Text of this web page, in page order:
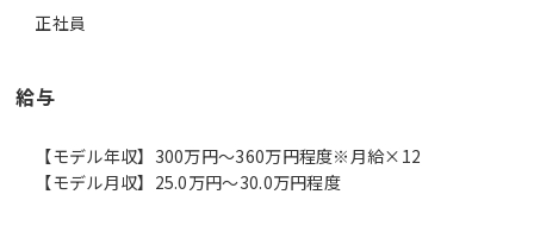
正社員
給与
【モデル年収】300万円〜360万円程度※月給×12
【モデル月収】25.0万円〜30.0万円程度